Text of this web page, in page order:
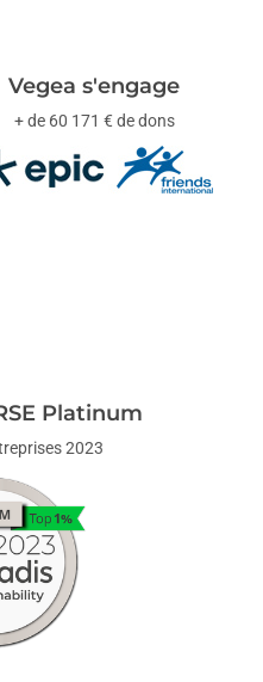
Vegea s'engage
+ de 60 171 € de dons
Platinum
2023